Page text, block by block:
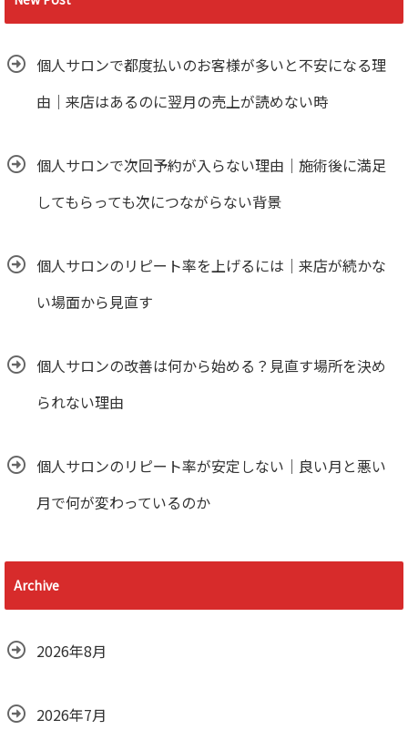
個人サロンで都度払いのお客様が多いと不安になる理
由｜来店はあるのに翌月の売上が読めない時
個人サロンで次回予約が入らない理由｜施術後に満足
してもらっても次につながらない背景
個人サロンのリピート率を上げるには｜来店が続かな
い場面から見直す
個人サロンの改善は何から始める？見直す場所を決め
られない理由
個人サロンのリピート率が安定しない｜良い月と悪い
月で何が変わっているのか
Archive
2026年8月
2026年7月